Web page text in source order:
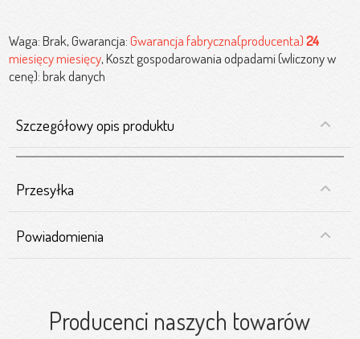
Waga: Brak, Gwarancja:Gwarancja fabryczna(producenta)24
miesięcy miesięcy, Koszt gospodarowania odpadami (wliczony w
cenę): brak danych
Szczegółowy opis produktu
Przesyłka
Powiadomienia
Producenci naszych towarów